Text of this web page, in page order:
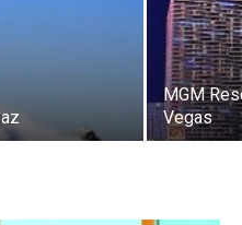
MGM
Vegas